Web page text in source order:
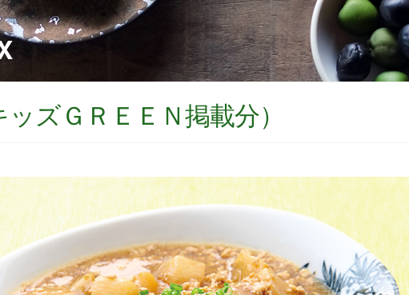
ズＧＲＥＥＮ掲載分）